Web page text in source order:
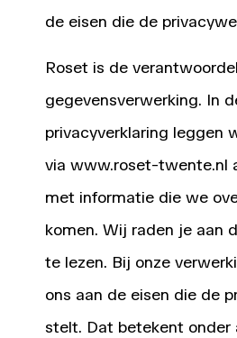
de eisen die de
Roset is de
gegevensverwerking. In
privacyverklaring leggen
via www.roset-twente.nl
met informatie die we
komen. Wij raden je aan
te lezen. Bij onze
ons aan de eisen die de
stelt. Dat betekent onder